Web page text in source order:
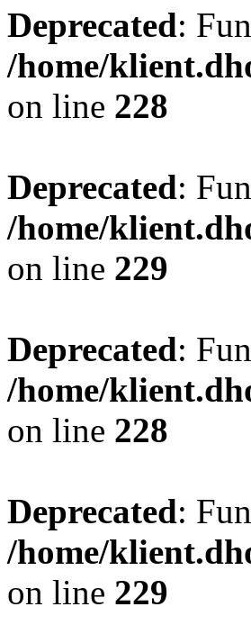
Deprecated:
/home/
on line 228
Deprecated:
/home/
on line 229
Deprecated:
/home/
on line 228
Deprecated:
/home/
on line 229